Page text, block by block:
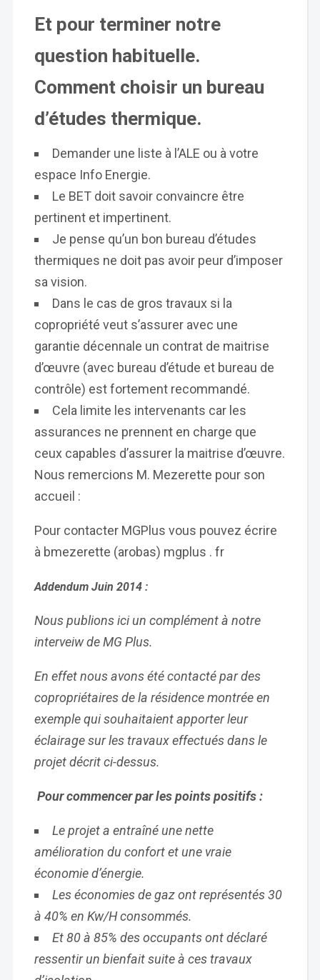
Et pour terminer notre
question habituelle.
Comment choisir un bureau
d’études thermique.
Demander une liste à l’ALE ou à votre
espace Info Energie.
Le BET doit savoir convaincre être
pertinent et impertinent.
Je pense qu’un bon bureau d’études
thermiques ne doit pas avoir peur d’imposer
sa vision.
Dans le cas de gros travaux si la
copropriété veut s’assurer avec une
garantie décennale un contrat de maitrise
d’œuvre (avec bureau d’étude et bureau de
contrôle) est fortement recommandé.
Cela limite les intervenants car les
assurances ne prennent en charge que
ceux capables d’assurer la maitrise d’œuvre.
Nous remercions M. Mezerette pour son
accueil :
Pour contacter MGPlus vous pouvez écrire
à bmezerette (arobas) mgplus . fr
Addendum Juin 2014 :
Nous publions ici un complément à notre
interveiw de MG Plus.
En effet nous avons été contacté par des
copropriétaires de la résidence montrée en
exemple qui souhaitaient apporter leur
éclairage sur les travaux effectués dans le
projet décrit ci-dessus.
Pour commencer par les points positifs :
Le projet a entraîné une nette
amélioration du confort et une vraie
économie d’énergie.
Les économies de gaz ont représentés 30
à 40% en Kw/H consommés.
Et 80 à 85% des occupants ont déclaré
ressentir un bienfait suite à ces travaux